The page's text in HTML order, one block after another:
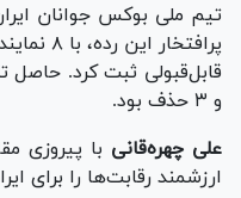
تیم ملی بوکس جوانان
و ۳ حذف بود.
علی چهره‌قانی با پیروزی
ارزشمند رقابت‌ها را برای